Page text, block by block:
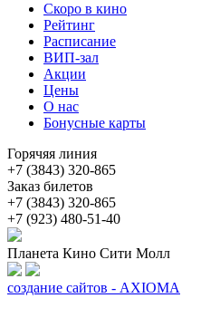
Скоро в кино
Рейтинг
Расписание
ВИП-зал
Акции
Цены
О нас
Бонусные карты
Горячяя линия
+7 (3843) 320-865
Заказ билетов
+7 (3843) 320-865
+7 (923) 480-51-40
Планета Кино Сити Молл
создание сайтов - AXIOMA